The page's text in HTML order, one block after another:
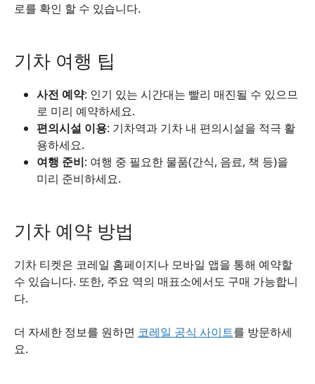
로를 확인 할 수 있습니다.
기차 여행 팁
사전 예약: 인기 있는 시간대는 빨리 매진될 수 있으므
로 미리 예약하세요.
편의시설 이용: 기차역과 기차 내 편의시설을 적극 활
용하세요.
여행 준비: 여행 중 필요한 물품(간식, 음료, 책 등)을
미리 준비하세요.
기차 예약 방법
기차 티켓은 코레일 홈페이지나 모바일 앱을 통해 예약할
수 있습니다. 또한, 주요 역의 매표소에서도 구매 가능합니
다.
더 자세한 정보를 원하면 코레일 공식 사이트를 방문하세
요.